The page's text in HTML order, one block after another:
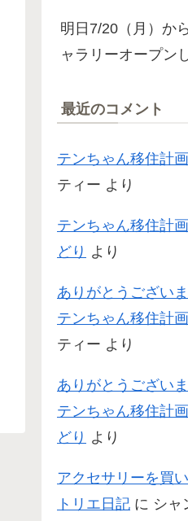
明日7/20（月）か
ャラリーオープン
最近のコメント
テンちゃん移住計画
ティー より
テンちゃん移住計画
どり より
ありがとうござい
テンちゃん移住計画
ティー より
ありがとうござい
テンちゃん移住計画
どり より
アクセサリーを買
トリエ日記 に シャ